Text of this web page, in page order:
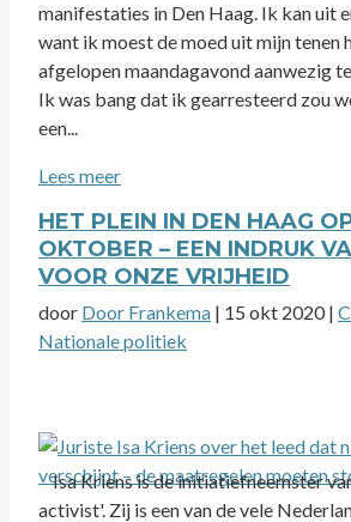
manifestaties in Den Haag. Ik kan uit
want ik moest de moed uit mijn tenen
afgelopen maandagavond aanwezig
Ik was bang dat ik gearresteerd zou
een...
Lees meer
HET PLEIN IN DEN HAAG
OKTOBER – EEN INDRUK
VOOR ONZE VRIJHEID
door Door Frankema | 15 okt 2020|
Nationale politiek
Isa Kriens is de initiatiefneemster
activist'. Zij is een van de vele